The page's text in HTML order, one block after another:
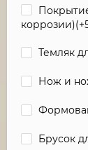
коррозии)(+
Темляк
Нож и
Брусок